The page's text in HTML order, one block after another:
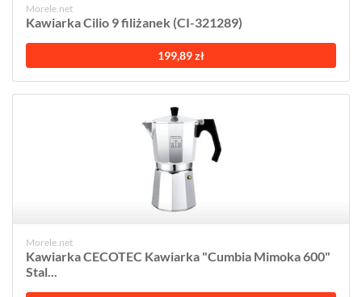
Morele.net
Kawiarka Cilio 9 filiżanek (CI-321289)
199,89 zł
Morele.net
Kawiarka CECOTEC Kawiarka "Cumbia Mimoka 600"
Stal...